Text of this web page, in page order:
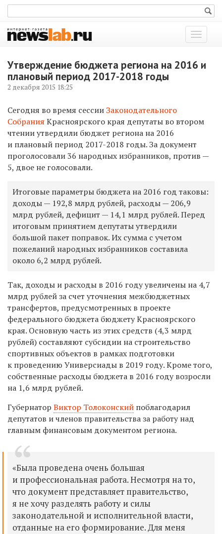
Показать
меню
Утверждение бюджета региона на 2016 и
плановый период 2017-2018 годы
2 декабря 2015 18:25
Сегодня во время сессииЗаконодательного
Собрания Красноярского края депутаты во втором
чтении утвердили бюджет региона на 2016
и плановый период 2017-2018 годы. За документ
проголосовали 36 народных избранников, против —
5, двое не голосовали.
Итоговые параметры бюджета на 2016 год таковы:
доходы — 192,8 млрд рублей, расходы — 206,9
млрд рублей, дефицит — 14,1 млрд рублей. Перед
итоговым принятием депутаты утвердили
большой пакет поправок. Их сумма с учетом
пожеланий народных избранников составила
около 6,2 млрд рублей.
Так, доходы и расходы в 2016 году увеличены на 4,7
млрд рублей за счет уточнения межбюджетных
трансфертов, предусмотренных в проекте
федерального бюджета бюджету Красноярского
края. Основную часть из этих средств (4,3 млрд
рублей) составляют субсидии на строительство
спортивных объектов в рамках подготовки
к проведению Универсиады в 2019 году. Кроме того,
собственные расходы бюджета в 2016 году возросли
на 1,6 млрд рублей.
Губернатор Виктор Толоконский поблагодарил
депутатов и членов правительства за работу над
главным финансовым документом региона.
«Была проведена очень большая
и профессиональная работа. Несмотря на то,
что документ представляет правительство,
я не хочу разделять работу и силы
законодательной и исполнительной власти,
отданные на его формирование. Для меня